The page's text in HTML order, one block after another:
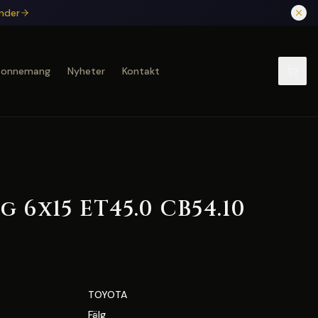
Nyheter Kontakt
6x15 ET45.0 CB54.10
TOYOTA
Fälg